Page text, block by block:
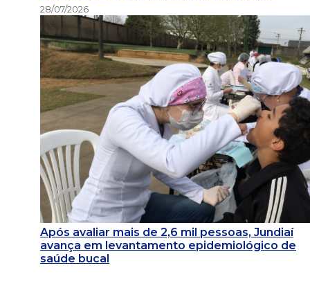
28/07/2026
Após avaliar mais de 2,6 mil pessoas, Jundiaí
avança em levantamento epidemiológico de
saúde bucal